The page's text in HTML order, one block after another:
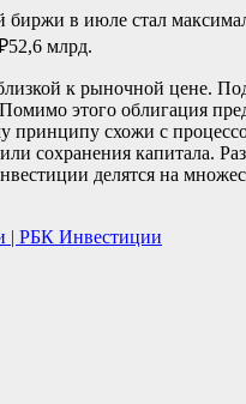
в июле стал
млрд.
к рыночной цене.
этого облигация
схожи с
сохранения капитала.
делятся на
| РБК Инвестиции